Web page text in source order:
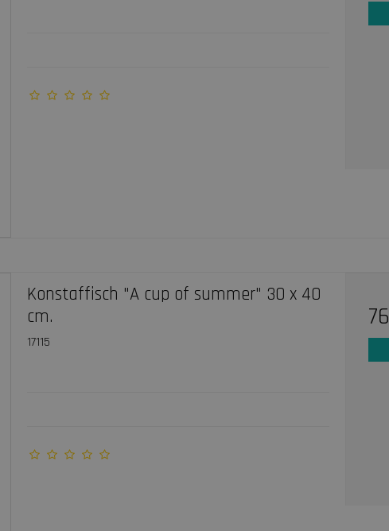
Konstaffisch "A cup of summer" 30 x 40
cm.
17115